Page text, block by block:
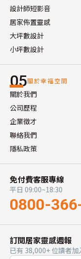
設計師短影音
居家佈置靈感
大坪數設計
小坪數設計
05關於幸福空間
關於我們
公司歷程
企業徵才
聯絡我們
隱私政策
免付費客服專線
平日 09:00~18:30
0800-
訂閱居家靈感週報
已有 38,000+ 位讀者加